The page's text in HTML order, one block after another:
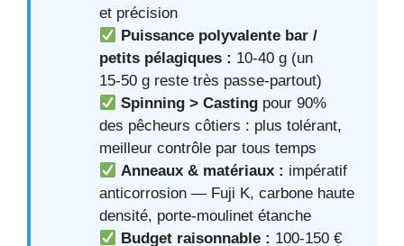
et précision
Puissance polyvalente bar /
petits pélagiques : 10‑40 g (un
15‑50 g reste très passe‑partout)
Spinning > Casting pour 90%
des pêcheurs côtiers : plus tolérant,
meilleur contrôle par tous temps
Anneaux & matériaux : impératif
anticorrosion — Fuji K, carbone haute
densité, porte‑moulinet étanche
Budget raisonnable : 100‑150 €